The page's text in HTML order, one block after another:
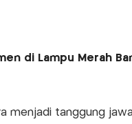
di Lampu Merah
menjadi tanggung